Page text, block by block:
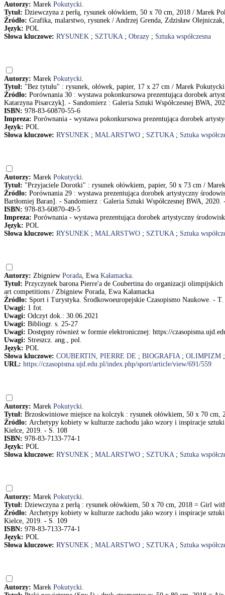
Autorzy: Marek Pokutycki.
Tytuł: Dziewczyna z perłą, rysunek ołówkiem, 50 x 70 cm, 2018 / Marek
Źródło: Grafika, malarstwo, rysunek / Andrzej Grenda, Zdzisław
Język: POL
Słowa kluczowe: RYSUNEK ; SZTUKA; Obrazy ; Sztuka współczesna
Autorzy: Marek Pokutycki.
Tytuł: "Bez tytułu" : rysunek, ołówek, papier, 17 x 27 cm / Marek Pokutycki
Źródło: Porównania 30 : wystawa pokonkursowa prezentująca dorobek
Katarzyna Pisarczyk]. - Sandomierz : Galeria Sztuki Współczesnej BWA,
ISBN: 978-83-60870-55-6
Impreza: Porównania - wystawa pokonkursowa prezentująca dorobek
Język: POL
Słowa kluczowe: RYSUNEK ; MALARSTWO ; SZTUKA; Sztuka
Autorzy: Marek Pokutycki.
Tytuł: "Przyjaciele Dorotki" : rysunek ołówkiem, papier, 50 x 73 cm /
Źródło: Porównania 29 : wystawa prezentująca dorobek artystyczny
Bartłomiej Baran]. - Sandomierz : Galeria Sztuki Współczesnej BWA, 2020.
ISBN: 978-83-60870-49-5
Impreza: Porównania - wystawa prezentująca dorobek artystyczny
Język: POL
Słowa kluczowe: RYSUNEK ; MALARSTWO ; SZTUKA; Sztuka
Autorzy: Zbigniew Porada, Ewa Kałamacka.
Tytuł: Przyczynek barona Pierre'a de Coubertina do organizacji
art competitions / Zbigniew Porada, Ewa Kałamacka
Źródło: Sport i Turystyka. Środkowoeuropejskie Czasopismo Naukowe. -
Uwagi: 1 fot.
Uwagi: Odczyt dok.: 30.06.2021
Uwagi: Bibliogr. s. 25-27
Uwagi: Dostępny również w formie elektronicznej: https://
Uwagi: Streszcz. ang., pol.
Język: POL
Słowa kluczowe: COUBERTIN, PIERRE DE ; BIOGRAFIA; OLIMPIZM
URL: https://czasopisma.ujd.edu.pl/index.php/sport/article/view/691/559
Autorzy: Marek Pokutycki.
Tytuł: Brzoskwiniowe miejsce na kolczyk : rysunek ołówkiem, 50 x 70
Źródło: Archetypy kobiety w kulturze zachodu jako wzory i inspiracje
Kielce, 2019. - S. 108
ISBN: 978-83-7133-774-1
Język: POL
Słowa kluczowe: RYSUNEK ; MALARSTWO ; SZTUKA; Sztuka
Autorzy: Marek Pokutycki.
Tytuł: Dziewczyna z perłą : rysunek ołówkiem, 50 x 70 cm, 2018 = Girl
Źródło: Archetypy kobiety w kulturze zachodu jako wzory i inspiracje
Kielce, 2019. - S. 109
ISBN: 978-83-7133-774-1
Język: POL
Słowa kluczowe: RYSUNEK ; MALARSTWO ; SZTUKA; Sztuka
Autorzy: Marek Pokutycki.